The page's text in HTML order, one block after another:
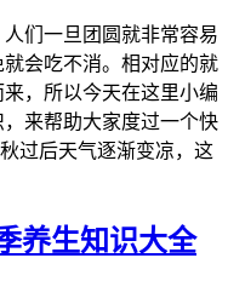
们一旦团圆就非常容易
会吃不消。相对应的就
，所以今天在这里小编
来帮助大家度过一个快
过后天气逐渐变凉，这
养生知识大全